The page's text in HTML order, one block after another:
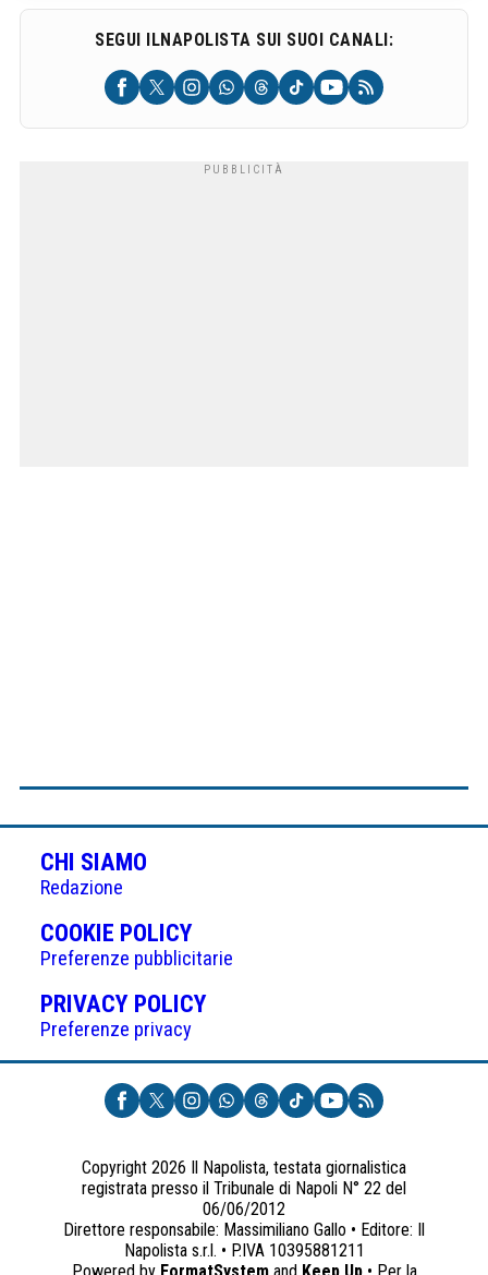
SEGUI ILNAPOLISTA SUI SUOI CANALI:
CHI SIAMO
Redazione
COOKIE POLICY(APRE
IN
UNA
NUOVA
Preferenze pubblicitarie
PRIVACY POLICY(APRE
UNA
NUOVA
SCHEDA)
Preferenze privacy
Copyright 2026 Il Napolista, testata giornalistica
registrata presso il Tribunale di Napoli N° 22 del
06/06/2012
Direttore responsabile: Massimiliano Gallo • Editore: Il
Napolista s.r.l. • P.IVA 10395881211